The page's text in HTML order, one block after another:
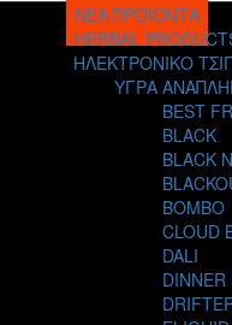
ΝΕΑ ΠΡΟΪΟΝΤΑ
HERBAL
ΗΛΕΚΤΡΟΝΙΚΟ
ΥΓΡΑ
BEST
BLACK
BLACK
BOMBO
CLOUD
DALI
DINNER